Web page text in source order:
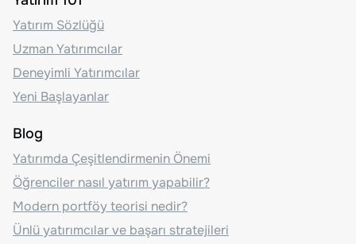
Yatırım Sözlüğü
Uzman Yatırımcılar
Deneyimli Yatırımcılar
Yeni Başlayanlar
Blog
Yatırımda Çeşitlendirmenin Önemi
Öğrenciler nasıl yatırım yapabilir?
Modern portföy teorisi nedir?
Ünlü yatırımcılar ve başarı stratejileri